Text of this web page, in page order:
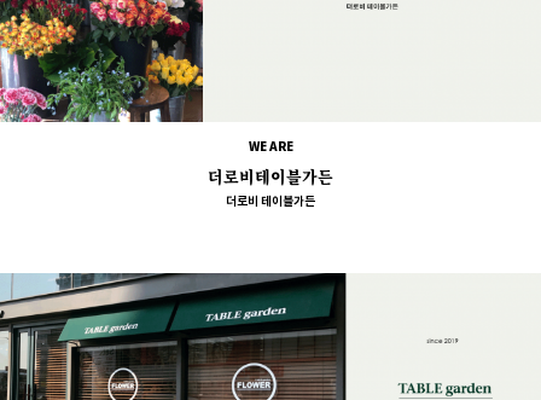
WE ARE
더로비테이블가든
더로비 테이블가든